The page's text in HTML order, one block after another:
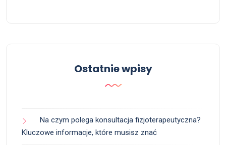
Ostatnie wpisy
Na czym polega konsultacja fizjoterapeutyczna?
Kluczowe informacje, które musisz znać